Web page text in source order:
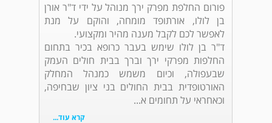
פורום החלפת מפרק ירך מנוהל על ידי ד"ר אורן
בן לולו, אורתופד מומחה, והוקם על מנת
לאפשר לכם לקבל מענה מהיר ומקצועי.
ד"ר בן לולו שימש בעבר כרופא בכיר בתחום
החלפות מפרקי ירך וברך בבית חולים העמק
שבעפולה, וכיום משמש כמנהל המחלק
האורטופדית בבית החולים בני ציון שבחיפה,
וכאחראי על תחומים א...
קרא עוד...